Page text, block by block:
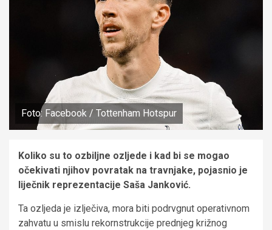
Foto: Facebook / Tottenham Hotspur
Koliko su to ozbiljne ozljede i kad bi se mogao
očekivati njihov povratak na travnjake, pojasnio je
liječnik reprezentacije Saša Janković.
Ta ozljeda je izlječiva, mora biti podrvgnut operativnom
zahvatu u smislu rekornstrukcije prednjeg križnog